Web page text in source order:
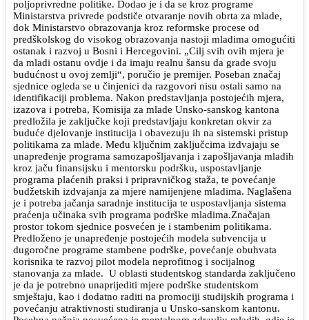
poljoprivredne politike. Dodao je i da se kroz programe
Ministarstva privrede podstiče otvaranje novih obrta za mlade,
dok Ministarstvo obrazovanja kroz reformske procese od
predškolskog do visokog obrazovanja nastoji mladima omogućiti
ostanak i razvoj u Bosni i Hercegovini. „Cilj svih ovih mjera je
da mladi ostanu ovdje i da imaju realnu šansu da grade svoju
budućnost u ovoj zemlji“, poručio je premijer. Poseban značaj
sjednice ogleda se u činjenici da razgovori nisu ostali samo na
identifikaciji problema. Nakon predstavljanja postojećih mjera,
izazova i potreba, Komisija za mlade Unsko-sanskog kantona
predložila je zaključke koji predstavljaju konkretan okvir za
buduće djelovanje institucija i obavezuju ih na sistemski pristup
politikama za mlade. Među ključnim zaključcima izdvajaju se
unapređenje programa samozapošljavanja i zapošljavanja mladih
kroz jaču finansijsku i mentorsku podršku, uspostavljanje
programa plaćenih praksi i pripravničkog staža, te povećanje
budžetskih izdvajanja za mjere namijenjene mladima. Naglašena
je i potreba jačanja saradnje institucija te uspostavljanja sistema
praćenja učinaka svih programa podrške mladima.Značajan
prostor tokom sjednice posvećen je i stambenim politikama.
Predloženo je unapređenje postojećih modela subvencija u
dugoročne programe stambene podrške, povećanje obuhvata
korisnika te razvoj pilot modela neprofitnog i socijalnog
stanovanja za mlade. U oblasti studentskog standarda zaključeno
je da je potrebno unaprijediti mjere podrške studentskom
smještaju, kao i dodatno raditi na promociji studijskih programa i
povećanju atraktivnosti studiranja u Unsko-sanskom kantonu.